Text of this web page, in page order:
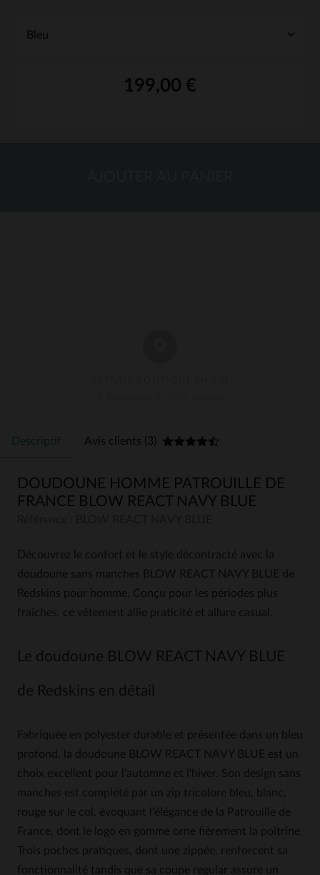
199,00 €
Descriptif Avis clients (3)
DOUDOUNE HOMME PATROUILLE DE
FRANCE BLOW REACT NAVY BLUE
Découvrez le confort et le style décontracté avec la
doudoune sans manches BLOW REACT NAVY BLUE de
Redskins pour homme. Conçu pour les périodes plus
fraîches, ce vêtement allie praticité et allure casual.
Le doudoune BLOW REACT NAVY BLUE
de Redskins en détail
Fabriquée en polyester durable et présentée dans un bleu
profond, la doudoune BLOW REACT NAVY BLUE est un
choix excellent pour l'automne et l'hiver. Son design sans
manches est complété par un zip tricolore bleu, blanc,
rouge sur le col, évoquant l'élégance de la Patrouille de
France, dont le logo en gomme orne fièrement la poitrine.
Trois poches pratiques, dont une zippée, renforcent sa
fonctionnalité tandis que sa coupe regular assure un